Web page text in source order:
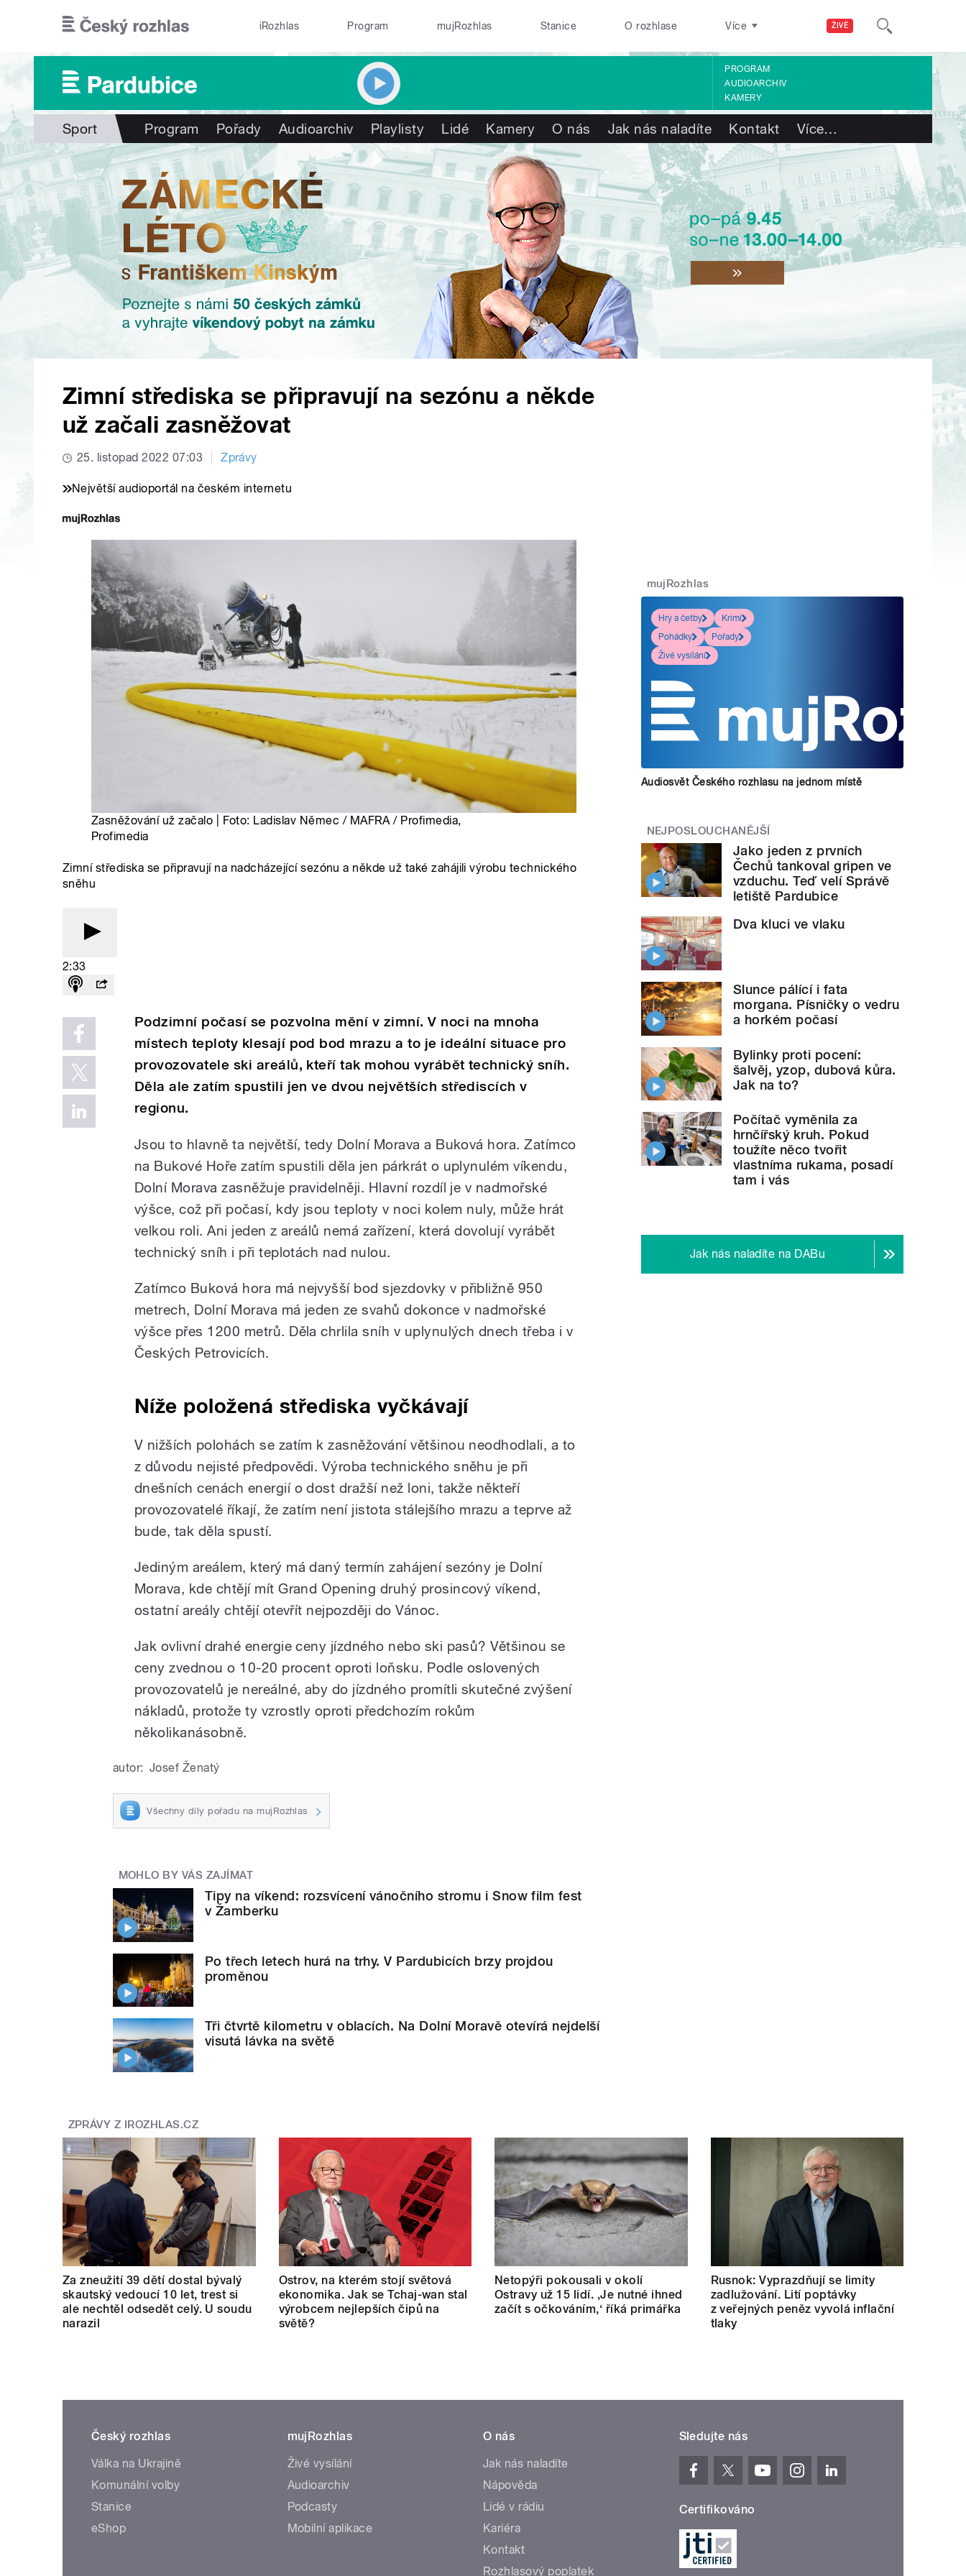
ŽIVĚ
iRozhlas Program mujRozhlas Stanice O rozhlase Více
PROGRAM
AUDIOARCHIV
KAMERY
Sport Program Pořady Audioarchiv Playlisty Lidé Kamery O nás Jak nás naladíte Kontakt Více…
Zimní střediska se připravují na sezónu a někde
už začali zasněžovat
25. listopad 2022 07:03 Zprávy
Největší audioportál na českém internetu
Zasněžování už začalo | Foto: Ladislav Němec / MAFRA / Profimedia,
Profimedia
Zimní střediska se připravují na nadcházející sezónu a někde už také zahájili výrobu technického
sněhu
2:33
Podzimní počasí se pozvolna mění v zimní. V noci na mnoha
místech teploty klesají pod bod mrazu a to je ideální situace pro
provozovatele ski areálů, kteří tak mohou vyrábět technický sníh.
Děla ale zatím spustili jen ve dvou největších střediscích v
regionu.
Jsou to hlavně ta největší, tedy Dolní Morava a Buková hora. Zatímco
na Bukové Hoře zatím spustili děla jen párkrát o uplynulém víkendu,
Dolní Morava zasněžuje pravidelněji. Hlavní rozdíl je v nadmořské
výšce, což při počasí, kdy jsou teploty v noci kolem nuly, může hrát
velkou roli. Ani jeden z areálů nemá zařízení, která dovolují vyrábět
technický sníh i při teplotách nad nulou.
Zatímco Buková hora má nejvyšší bod sjezdovky v přibližně 950
metrech, Dolní Morava má jeden ze svahů dokonce v nadmořské
výšce přes 1200 metrů. Děla chrlila sníh v uplynulých dnech třeba i v
Českých Petrovicích.
Níže položená střediska vyčkávají
V nižších polohách se zatím k zasněžování většinou neodhodlali, a to
z důvodu nejisté předpovědi. Výroba technického sněhu je při
dnešních cenách energií o dost dražší než loni, takže někteří
provozovatelé říkají, že zatím není jistota stálejšího mrazu a teprve až
bude, tak děla spustí.
Jediným areálem, který má daný termín zahájení sezóny je Dolní
Morava, kde chtějí mít Grand Opening druhý prosincový víkend,
ostatní areály chtějí otevřít nejpozději do Vánoc.
Jak ovlivní drahé energie ceny jízdného nebo ski pasů? Většinou se
ceny zvednou o 10-20 procent oproti loňsku. Podle oslovených
provozovatelů je nereálné, aby do jízdného promítli skutečné zvýšení
nákladů, protože ty vzrostly oproti předchozím rokům
několikanásobně.
autor: Josef Ženatý
Všechny díly pořadu na mujRozhlas
MOHLO BY VÁS ZAJÍMAT
Tipy na víkend: rozsvícení vánočního stromu i Snow film fest
v Žamberku
Po třech letech hurá na trhy. V Pardubicích brzy projdou
proměnou
Tři čtvrtě kilometru v oblacích. Na Dolní Moravě otevírá nejdelší
visutá lávka na světě
mujRozhlas
Hry a četby
Krimi
Pohádky
Pořady
Živé vysílání
Audiosvět Českého rozhlasu na jednom místě
NEJPOSLOUCHANĚJŠÍ
Jako jeden z prvních
Čechů tankoval gripen ve
vzduchu. Teď velí Správě
letiště Pardubice
Dva kluci ve vlaku
Slunce pálící i fata
morgana. Písničky o vedru
a horkém počasí
Bylinky proti pocení:
šalvěj, yzop, dubová kůra.
Jak na to?
Počítač vyměnila za
hrnčířský kruh. Pokud
toužíte něco tvořit
vlastníma rukama, posadí
tam i vás
Jak nás naladíte na DABu
ZPRÁVY Z IROZHLAS.CZ
Za zneužití 39 dětí dostal bývalý
skautský vedoucí 10 let, trest si
ale nechtěl odsedět celý. U soudu
narazil
Ostrov, na kterém stojí světová
ekonomika. Jak se Tchaj-wan stal
výrobcem nejlepších čipů na
světě?
Netopýři pokousali v okolí
Ostravy už 15 lidí. ‚Je nutné ihned
začít s očkováním,‘ říká primářka
Rusnok: Vyprazdňují se limity
zadlužování. Lití poptávky
z veřejných peněz vyvolá inflační
tlaky
Český rozhlas
Válka na Ukrajině
Komunální volby
Stanice
eShop
mujRozhlas
Živé vysílání
Audioarchiv
Podcasty
Mobilní aplikace
O nás
Jak nás naladíte
Nápověda
Lidé v rádiu
Kariéra
Kontakt
Rozhlasový poplatek
Sledujte nás
Certifikováno